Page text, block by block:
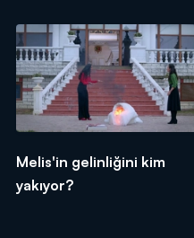
Melis'in gelinliğini kim
yakıyor?